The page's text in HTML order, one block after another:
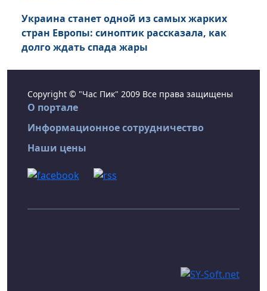
Украина станет одной из самых жарких
стран Европы: синоптик рассказала, как
долго ждать спада жары
Copyright © "Час Пик" 2009 Все права защищены
О портале
Информационное сотрудничество
Наши цены